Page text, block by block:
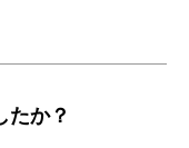
たか？